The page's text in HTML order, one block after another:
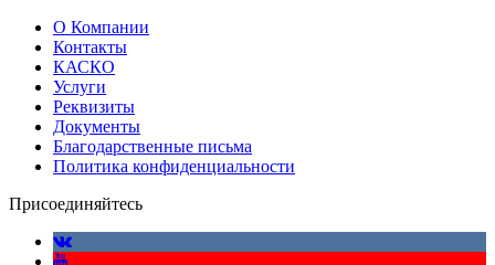
О Компании
Контакты
КАСКО
Услуги
Реквизиты
Документы
Благодарственные письма
Политика конфиденциальности
Присоединяйтесь